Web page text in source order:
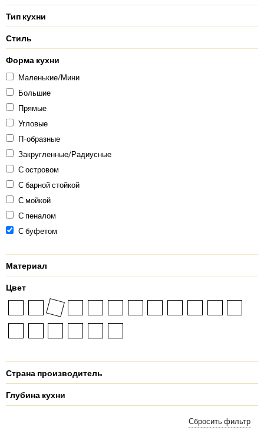
Тип кухни
Стиль
Форма кухни
Маленькие/Мини
Большие
Прямые
Угловые
П-образные
Закругленные/Радиусные
С островом
С барной стойкой
С мойкой
С пеналом
С буфетом
Материал
Цвет
Страна производитель
Глубина кухни